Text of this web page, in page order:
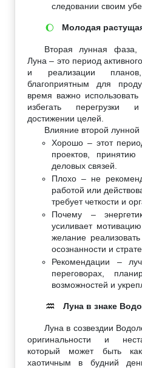
следовании своим
🌔 Молодая
Вторая лунная
Луна – это период
и реализации
благоприятным для
время важно
избегать перегрузки
достижении целей.
Влияние второй
Хорошо – этот
проектов,
деловых связей.
Плохо – не
работой или
требует четкости и
Почему –
усиливает
желание
осознанности и
Рекомендации –
переговорах,
возможностей и
♒ Луна в знаке
Луна в созвездии
оригинальности и
который может быть
хаотичным в будний